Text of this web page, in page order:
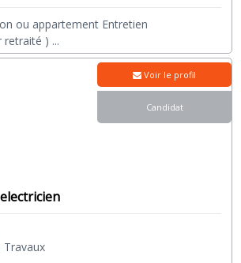
ou appartement Entretien
retraité ) ...
Travaux
Voir le profil
Candidat